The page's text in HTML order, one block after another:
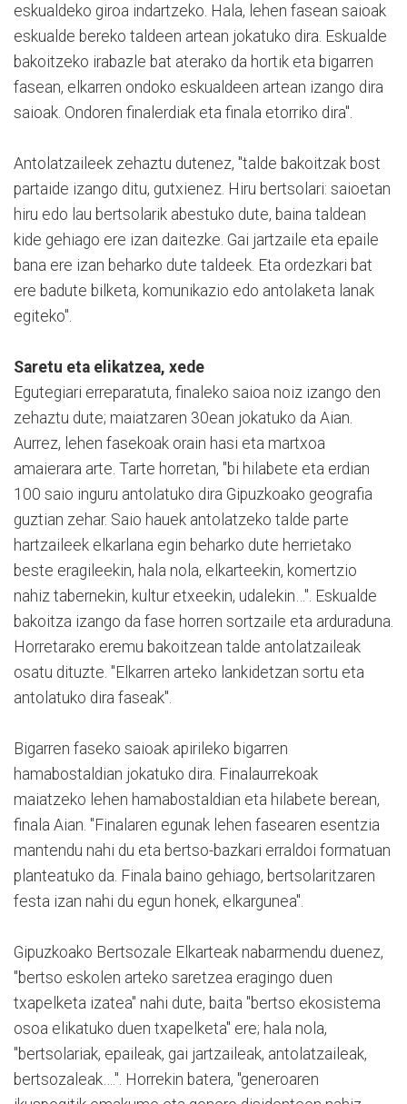
eskualdeko giroa indartzeko. Hala, lehen fasean saioak
eskualde bereko taldeen artean jokatuko dira. Eskualde
bakoitzeko irabazle bat aterako da hortik eta bigarren
fasean, elkarren ondoko eskualdeen artean izango dira
saioak. Ondoren finalerdiak eta finala etorriko dira".
Antolatzaileek zehaztu dutenez, "talde bakoitzak bost
partaide izango ditu, gutxienez. Hiru bertsolari: saioetan
hiru edo lau bertsolarik abestuko dute, baina taldean
kide gehiago ere izan daitezke. Gai jartzaile eta epaile
bana ere izan beharko dute taldeek. Eta ordezkari bat
ere badute bilketa, komunikazio edo antolaketa lanak
egiteko".
Saretu eta elikatzea, xede
Egutegiari erreparatuta, finaleko saioa noiz izango den
zehaztu dute; maiatzaren 30ean jokatuko da Aian.
Aurrez, lehen fasekoak orain hasi eta martxoa
amaierara arte. Tarte horretan, "bi hilabete eta erdian
100 saio inguru antolatuko dira Gipuzkoako geografia
guztian zehar. Saio hauek antolatzeko talde parte
hartzaileek elkarlana egin beharko dute herrietako
beste eragileekin, hala nola, elkarteekin, komertzio
nahiz tabernekin, kultur etxeekin, udalekin…". Eskualde
bakoitza izango da fase horren sortzaile eta arduraduna.
Horretarako eremu bakoitzean talde antolatzaileak
osatu dituzte. "Elkarren arteko lankidetzan sortu eta
antolatuko dira faseak".
Bigarren faseko saioak apirileko bigarren
hamabostaldian jokatuko dira. Finalaurrekoak
maiatzeko lehen hamabostaldian eta hilabete berean,
finala Aian. "Finalaren egunak lehen fasearen esentzia
mantendu nahi du eta bertso-bazkari erraldoi formatuan
planteatuko da. Finala baino gehiago, bertsolaritzaren
festa izan nahi du egun honek, elkargunea".
Gipuzkoako Bertsozale Elkarteak nabarmendu duenez,
"bertso eskolen arteko saretzea eragingo duen
txapelketa izatea" nahi dute, baita "bertso ekosistema
osoa elikatuko duen txapelketa" ere; hala nola,
"bertsolariak, epaileak, gai jartzaileak, antolatzaileak,
bertsozaleak….". Horrekin batera, "generoaren